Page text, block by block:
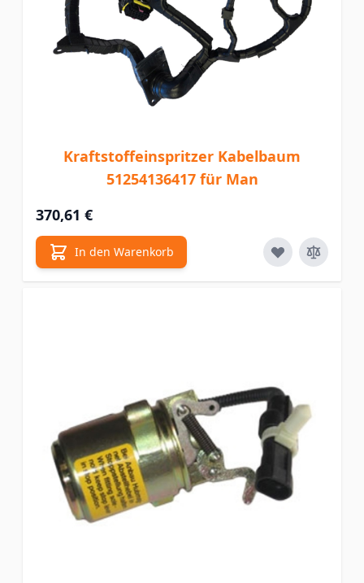
Kraftstoffeinspritzer Kabelbaum
51254136417 für Man
370,61 €
In den Warenkorb